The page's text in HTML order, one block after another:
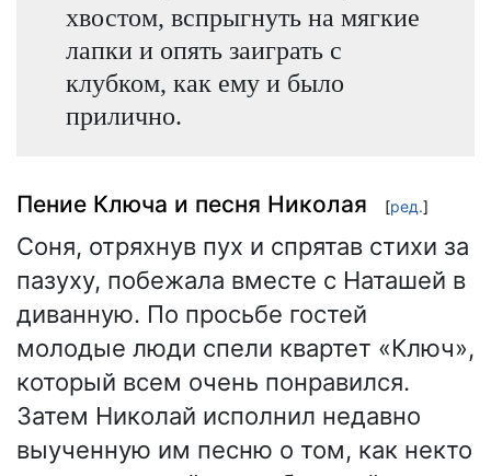
хвостом, вспрыгнуть на мягкие
лапки и опять заиграть с
клубком, как ему и было
прилично.
Пение Ключа и песня Николая [ред.]
Соня, отряхнув пух и спрятав стихи за
пазуху, побежала вместе с Наташей в
диванную. По просьбе гостей
молодые люди спели квартет «Ключ»,
который всем очень понравился.
Затем Николай исполнил недавно
выученную им песню о том, как некто